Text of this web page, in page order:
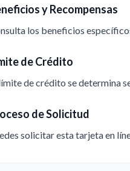
y Recompensas
los beneficios
de Crédito
de crédito se determina
de Solicitud
solicitar esta tarjeta en